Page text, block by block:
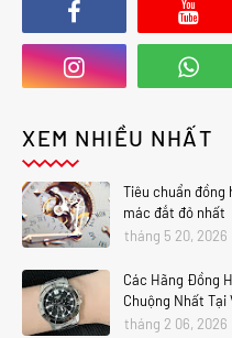
XEM NHIỀU NHẤT
Tiêu chuẩn đồng
mác đắt đỏ nhất
tháng 5 20, 2026
Các Hãng Đồng
Chuộng Nhất Tại
tháng 2 06, 2026